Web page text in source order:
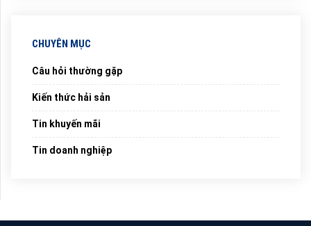
CHUYÊN MỤC
Câu hỏi thường gặp
Kiến thức hải sản
Tin khuyến mãi
Tin doanh nghiệp